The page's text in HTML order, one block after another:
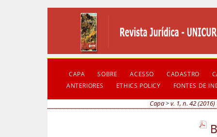
CAPA SOBRE ACESSO CADASTRO
ANTERIORES
ETHICS POLICY FONTES DE
Capa>v. 1, n. 42 (2016)